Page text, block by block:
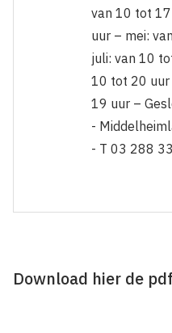
van 10 tot
uur – mei:
juli: van 10
10 tot 20
19 uur –
-
- T 03 288
Download hier de pdf